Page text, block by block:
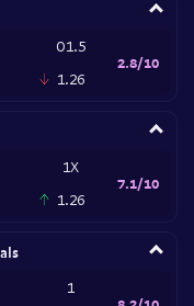
O1.5
1.26
2.8/10
1X
1.26
7.1/10
1